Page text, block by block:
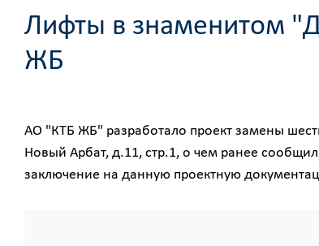
Лифты в знаменитом
ЖБ
АО "КТБ ЖБ" разработало проект замены
Новый Арбат, д.11, стр.1, о чем ранее
заключение на данную проектную